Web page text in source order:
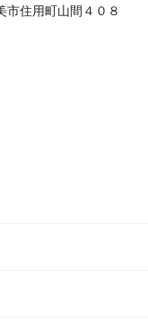
住用町山間４０８